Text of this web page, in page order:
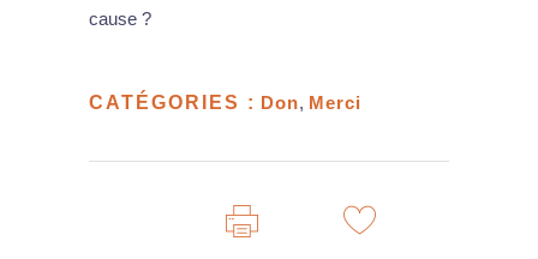
cause ?
CATÉGORIES : Don, Merci